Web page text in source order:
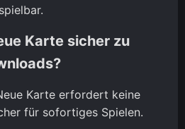
Karte sicher zu
Karte erfordert keine
für sofortiges Spielen.